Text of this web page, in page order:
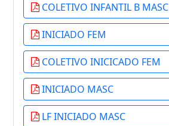
COLETIVO INFANTIL B MASC
INICIADO FEM
COLETIVO INICICADO FEM
INICIADO MASC
LF INICIADO MASC